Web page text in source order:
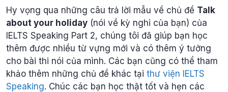
Hy vọng qua những câu trả lời mẫu về chủ đề Talk
about your holiday (nói về kỳ nghỉ của bạn) của
IELTS Speaking Part 2, chúng tôi đã giúp bạn học
thêm được nhiều từ vựng mới và có thêm ý tưởng
cho bài thi nói của mình. Các bạn cũng có thể tham
khảo thêm những chủ đề khác tại thư viện IELTS
Speaking. Chúc các bạn học thật tốt và hẹn các